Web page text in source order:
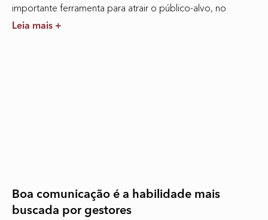
importante ferramenta para atrair o público-alvo, no
Leia mais +
Boa comunicação é a habilidade mais
buscada por gestores